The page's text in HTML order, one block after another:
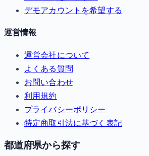
デモアカウントを希望する
運営情報
運営会社について
よくある質問
お問い合わせ
利用規約
プライバシーポリシー
特定商取引法に基づく表記
都道府県から探す